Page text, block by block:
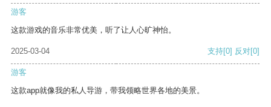
游客
这款游戏的音乐非常优美，听了让人心旷神怡。
2025-03-04 支持[0] 反对[0]
游客
这款app就像我的私人导游，带我领略世界各地的美景。